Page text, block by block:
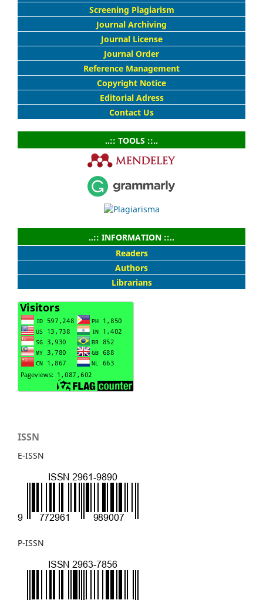
Screening Plagiarism
Journal Archiving
Journal License
Journal Order
Reference Management
Copyright Notice
Editorial Adress
Contact Us
..:: TOOLS ::..
..:: INFORMATION ::..
Readers
Authors
Librarians
ISSN
E-ISSN
P-ISSN